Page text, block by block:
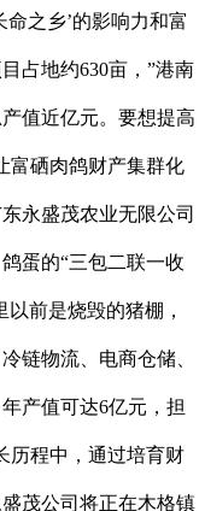
之乡’的影响力和富
占地约630亩，”港南
值近亿元。要想提高
富硒肉鸽财产集群化
永盛茂农业无限公司
蛋的“三包二联一收
前是烧毁的猪棚，
链物流、电商仓储、
产值可达6亿元，担
历程中，通过培育财
茂公司将正在木格镇